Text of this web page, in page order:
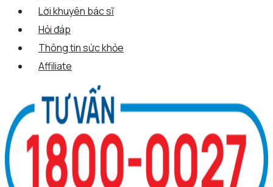
Lời khuyên bác sĩ
Hỏi đáp
Thông tin sức khỏe
Affiliate